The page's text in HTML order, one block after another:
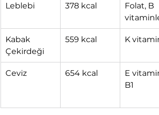
Leblebi 378 kcal
Folat, B
Kabak
Çekirdeği
559 kcal K
Ceviz 654 kcal
E
B1